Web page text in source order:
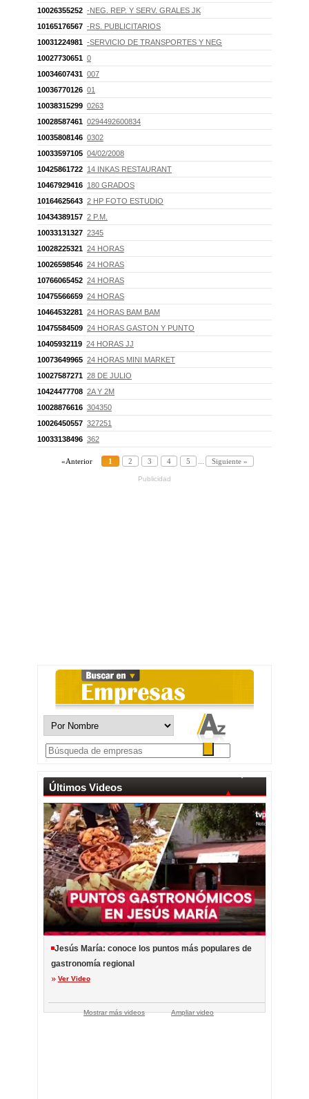
10026355252 -NEG. REP. Y SERV. GRALES JK
10165176567 -RS. PUBLICITARIOS
10031224981 -SERVICIO DE TRANSPORTES Y NEG
10027730651 0
10034607431 007
10036770126 01
10038315299 0263
10028587461 0294492600834
10035808146 0302
10033597105 04/02/2008
10425861722 14 INKAS RESTAURANT
10467929416 180 GRADOS
10164625643 2 HP FOTO ESTUDIO
10434389157 2 P.M.
10033131327 2345
10028225321 24 HORAS
10026598546 24 HORAS
10766065452 24 HORAS
10475566659 24 HORAS
10464532281 24 HORAS BAM BAM
10475584509 24 HORAS GASTON Y PUNTO
10405932119 24 HORAS JJ
10073649965 24 HORAS MINI MARKET
10027587271 28 DE JULIO
10424477708 2A Y 2M
10028876616 304350
10026450557 327251
10033138496 362
«Anterior 1 2 3 4 5 Siguiente »
Publicidad
Últimos Videos
Jesús María: conoce los puntos más populares de
gastronomía regional
Ver Video
Mostrar más videos Ampliar video